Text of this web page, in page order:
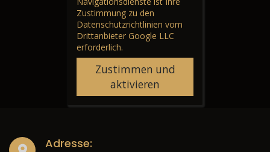
Zustimmung zu den
Datenschutzrichtlinien vom
Drittanbieter Google LLC
erforderlich.
Zustimmen und
aktivieren
Adresse: